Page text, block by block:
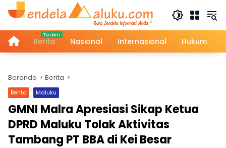
Langsung
HomeBerita Nasional Internasional Hukum
Beranda Berita
Berita Maluku
GMNI Malra Apresiasi Sikap Ketua
DPRD Maluku Tolak Aktivitas
Tambang PT BBA di Kei Besar